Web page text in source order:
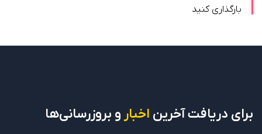
بارگذاری کنید
برای دریافتآخرین اخبار و بروزرسانی‌ها